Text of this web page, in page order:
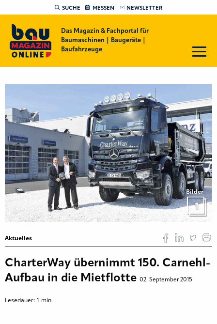
SUCHE MESSEN NEWSLETTER
Das Magazin & Fachportal für
Baumaschinen | Baugeräte |
Baufahrzeuge
Bilder
1
Aktuelles
CharterWay übernimmt 150. Carnehl-
Aufbau in die Mietflotte 02. September 2015
Lesedauer: 1 min